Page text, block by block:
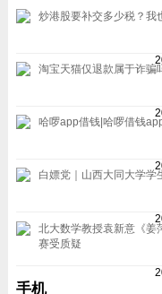
炒港股要补交多少税？我
淘宝天猫仅退款属于诈骗
哈啰app借钱|哈啰借钱
白嫖党｜山西大同大学学
北大数学教授袁新意《姜
赛受质疑
手机